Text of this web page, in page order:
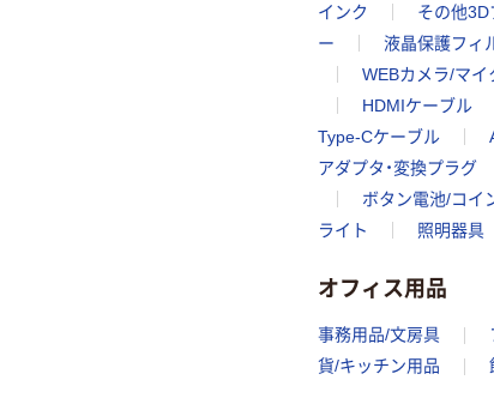
インク
その他3D
ー
液晶保護フィ
WEBカメラ/マイ
HDMIケーブル
Type-Cケーブル
アダプタ・変換プラグ
ボタン電池/コイ
ライト
照明器具
オフィス用品
事務用品/文房具
貨/キッチン用品